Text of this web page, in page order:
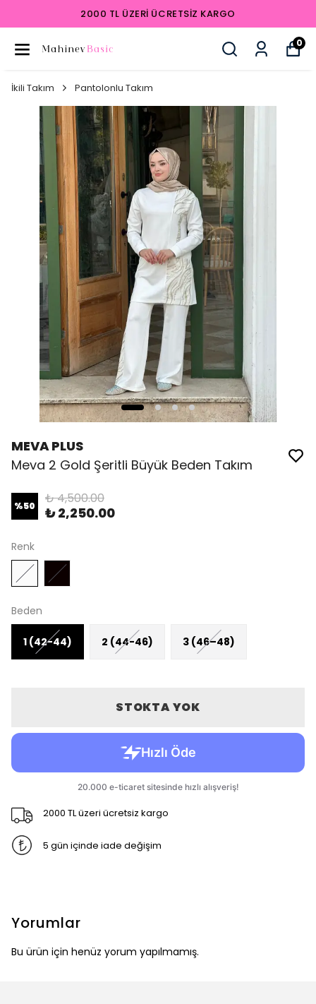
2000 TL ÜZERI ÜCRETSIZ KARGO
0
İkili Takım Pantolonlu Takım
MEVA PLUS
Meva 2 Gold Şeritli Büyük Beden Takım
%50 ₺ 4,500.00
₺ 2,250.00
Renk
Beden
1 (42-44) 2 (44-46) 3 (46–48)
STOKTA YOK
2000 TL üzeri ücretsiz kargo
5 gün içinde iade değişim
Yorumlar
Bu ürün için henüz yorum yapılmamış.